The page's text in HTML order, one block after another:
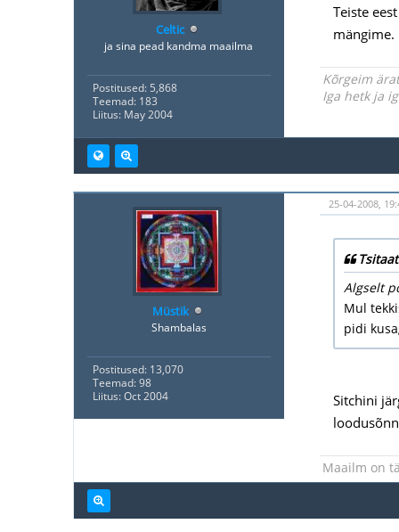
Celtic
ja sina pead kandma maailma
Postitused: 5,868
Teemad: 183
Liitus: May 2004
Teiste
mängime.
Kõrgeim
Iga hetk ja
Müstik
Shambalas
Postitused: 13,070
Teemad: 98
Liitus: Oct 2004
25-04-2008,
Algselt
Mul
pidi
Sitchini
Maailm on